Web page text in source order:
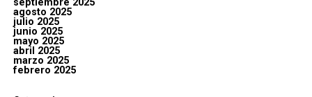
septiembre 2025
agosto 2025
julio 2025
junio 2025
mayo 2025
abril 2025
marzo 2025
febrero 2025